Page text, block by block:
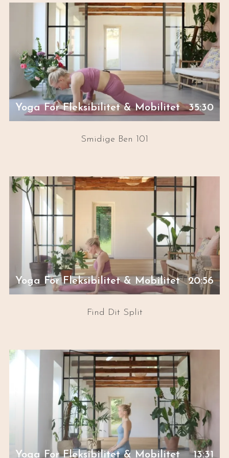
selv, men respekter altid din krops grænser. Øv
dig i at lytte til kroppen og i at mærke efter,
hvad der føles godt.
Yoga For Fleksibilitet & Mobilitet 35:30
Smidige Ben 101
Yoga For Fleksibilitet & Mobilitet 20:56
Find Dit Split
Yoga For Fleksibilitet & Mobilitet 13:31